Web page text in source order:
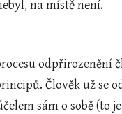
na místě není.
odpřirozenění
Člověk už se
sám o sobě